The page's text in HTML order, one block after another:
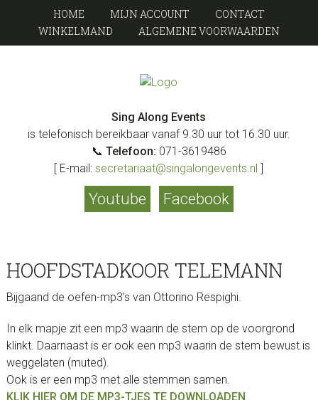
de
de
HOME MIJN ACCOUNT
CONTACT
WINKELMAND
ALGEMENE VOORWAARDEN
ALONG
EVENTS
Sing Along Events
is telefonisch bereikbaar vanaf 9.30 uur tot 16.30 uur.
📞 Telefoon: 071-3619486
[ E-mail:secretariaat@singalongevents.nl ]
Youtube Facebook
HOOFDSTADKOOR TELEMANN
Bijgaand de oefen-mp3’s van Ottorino Respighi.
In elk mapje zit een mp3 waarin de stem op de voorgrond
klinkt. Daarnaast is er ook een mp3 waarin de stem bewust is
weggelaten (muted).
Ook is er een mp3 met alle stemmen samen.
KLIK HIER OM DE MP3-TJES TE DOWNLOADEN